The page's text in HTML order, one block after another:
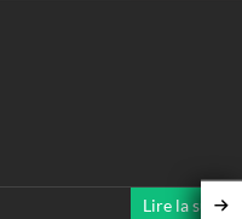
Lire la suite